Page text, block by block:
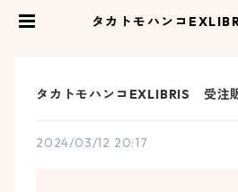
タカトモハンコ
タカトモハンコEXLIBRIS 受注
2024/03/12 20:17